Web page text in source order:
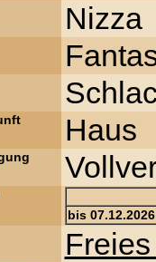
Nizza
Haus
bis 07.12.2026